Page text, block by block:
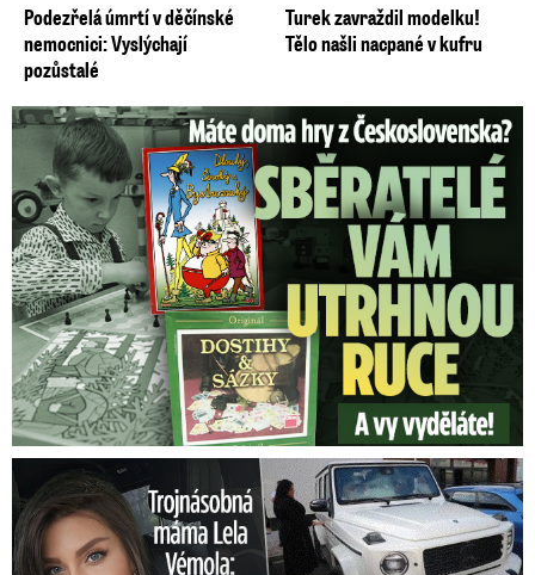
Podezřelá úmrtí v děčínské
nemocnici: Vyslýchají
pozůstalé
Turek zavraždil modelku!
Tělo našli nacpané v kufru
Staré československé hry: Sběratelé vám za ně utrhnou ruce!
Trojnásobná máma Lela Vémola: Nehoda v autě